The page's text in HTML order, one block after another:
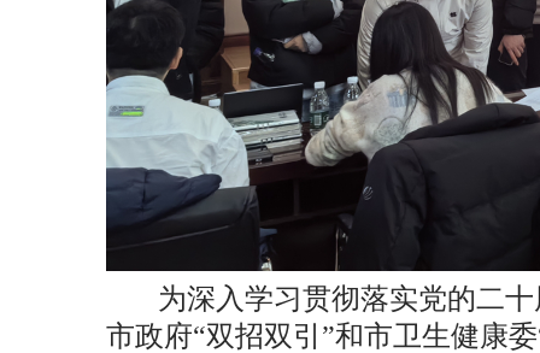
为深入学习贯彻落实党的二
市政府“双招双引”和市卫生健康